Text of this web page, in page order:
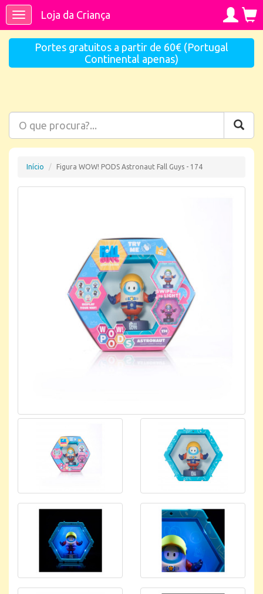
ToggleLoja da Criança
Portes gratuitos a partir de 60€ (Portugal
Continental apenas)
Início Figura WOW! PODS Astronaut Fall Guys - 174